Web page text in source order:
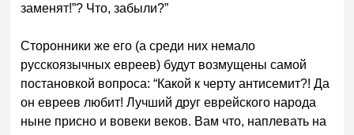
заменят!”? Что, забыли?”
Сторонники же его (а среди них немало
русскоязычных евреев) будут возмущены самой
постановкой вопроса: “Какой к черту антисемит?! Да
он евреев любит! Лучший друг еврейского народа
ныне присно и вовеки веков. Вам что, наплевать на